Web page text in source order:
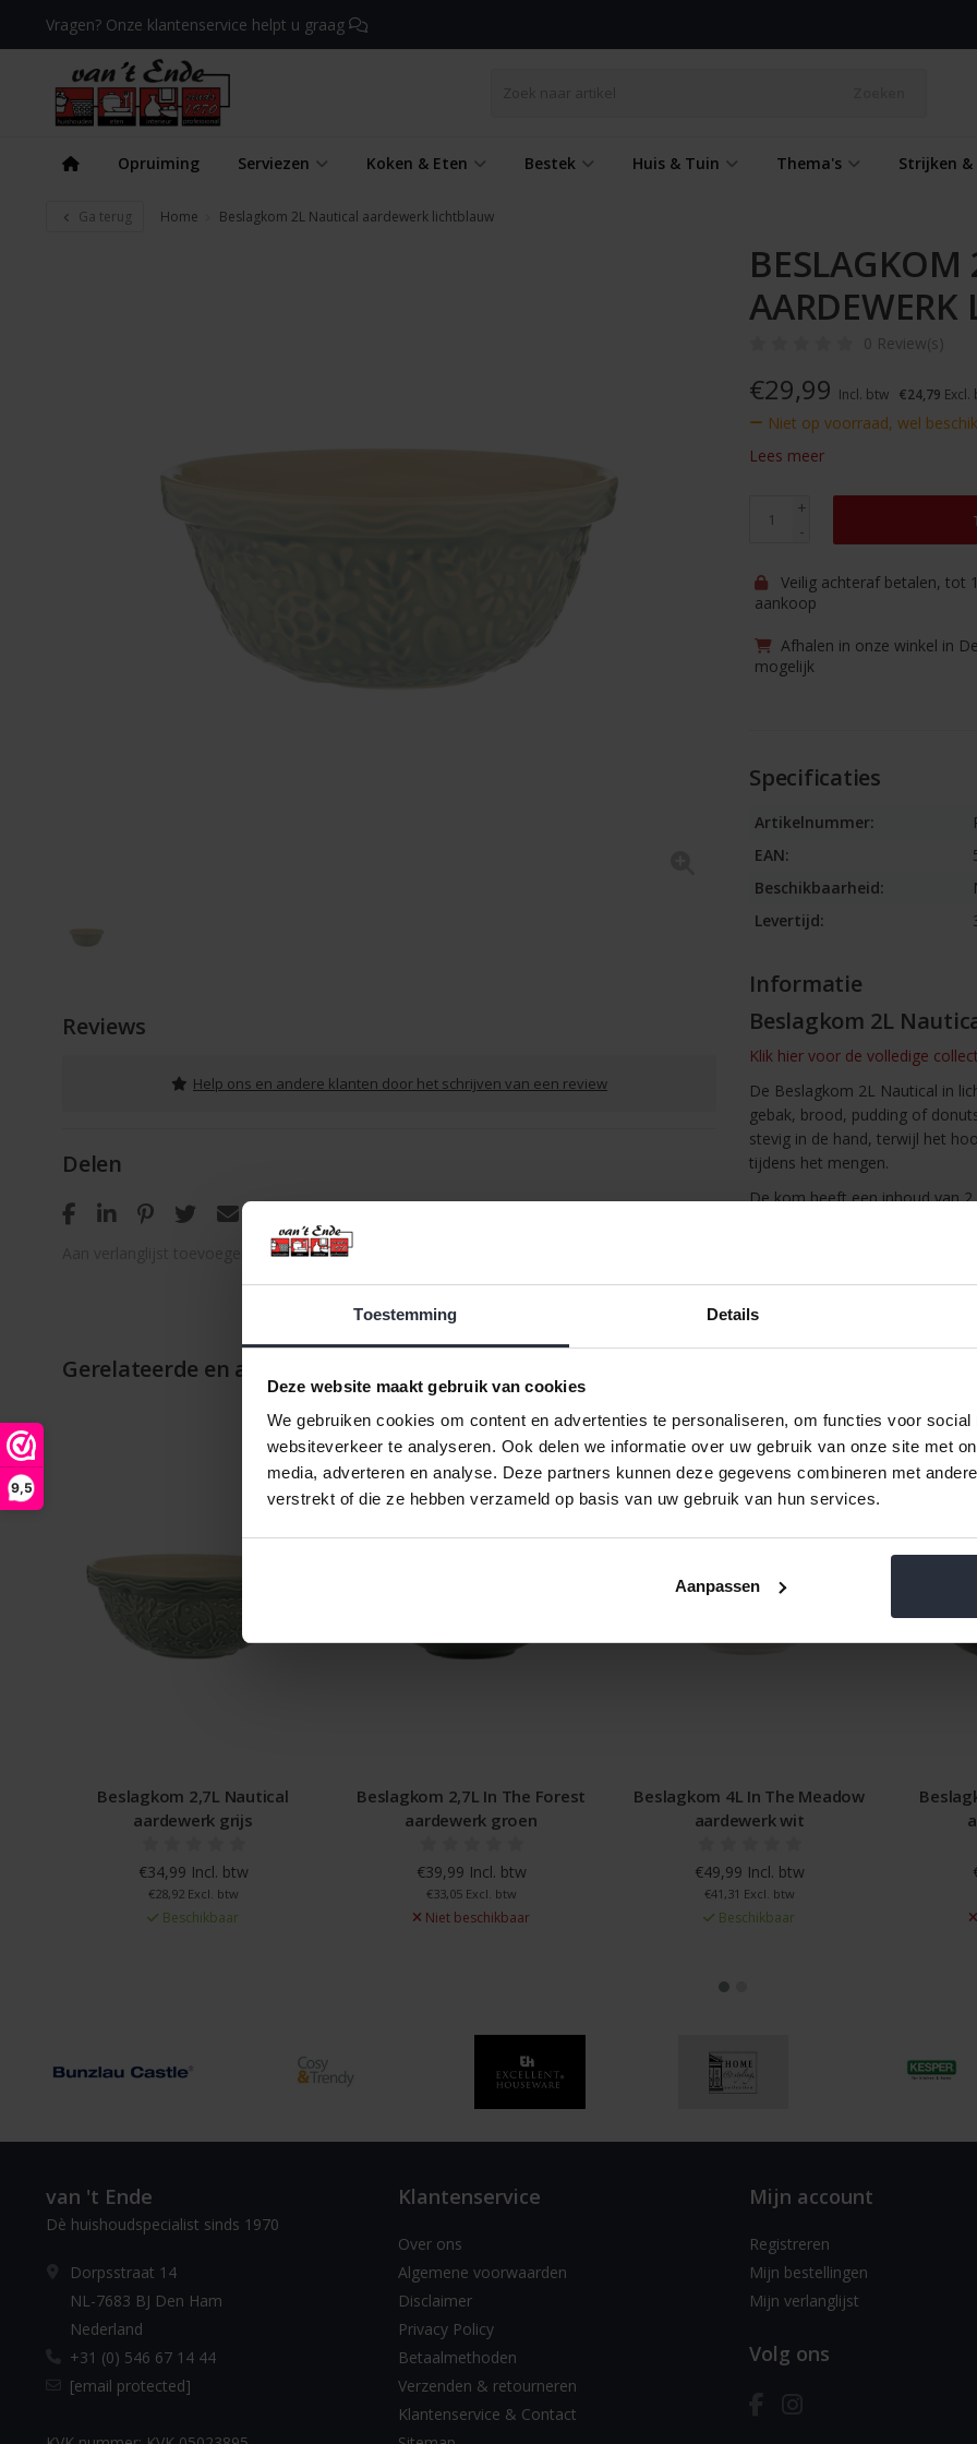
Toestemming Details
Deze website maakt gebruik van cookies
We gebruiken cookies om content en advertenties te personaliseren, om functies voor social
websiteverkeer te analyseren. Ook delen we informatie over uw gebruik van onze site met
media, adverteren en analyse. Deze partners kunnen deze gegevens combineren met
verstrekt of die ze hebben verzameld op basis van uw gebruik van hun services.
Aanpassen
9,5
Vragen? Onze klantenservice helpt u graag
Opruiming Serviezen Koken & Eten Bestek Huis & Tuin Thema's Strijken &
Ga terug Home Beslagkom 2L Nautical aardewerk lichtblauw
Reviews
Help ons en andere klanten door het schrijven van een review
Delen
Toevoegen om te vergelijken
AARDEWERK
0 Review(s)
€29,99 Incl. btw €24,79 Excl.
Niet op voorraad, wel
Lees meer
+
-
Veilig achteraf betalen, tot
aankoop
Afhalen in onze winkel in
mogelijk
Specificaties
Artikelnummer:
EAN:
Beschikbaarheid:
Levertijd:
Informatie
Beslagkom 2L
Klik hier voor de volledige
De Beslagkom 2L Nautical in
gebak, brood, pudding of
stevig in de hand, terwijl het
tijdens het mengen.
De kom heeft een inhoud van
cm, een hoogte van 11 cm en
stabiele toevoeging is aan
vaatwasmachinebestendig,
Gerelateerde en alternatieve producten
Beslagkom 2,7L Nautical
aardewerk grijs
€34,99 Incl. btw
€28,92 Excl. btw
Beschikbaar
Beslagkom 2,7L In The Forest
aardewerk groen
€39,99 Incl. btw
€33,05 Excl. btw
Niet beschikbaar
Beslagkom 4L In The Meadow
aardewerk wit
€49,99 Incl. btw
€41,31 Excl. btw
Beschikbaar
van 't Ende
Dè huishoudspecialist sinds 1970
Dorpsstraat 14
NL-7683 BJ Den Ham
Nederland
+31 (0) 546 67 14 44
[email protected]
Klantenservice
Over ons
Algemene voorwaarden
Disclaimer
Privacy Policy
Betaalmethoden
Verzenden & retourneren
Klantenservice & Contact
Mijn account
Registreren
Mijn bestellingen
Mijn verlanglijst
Volg ons